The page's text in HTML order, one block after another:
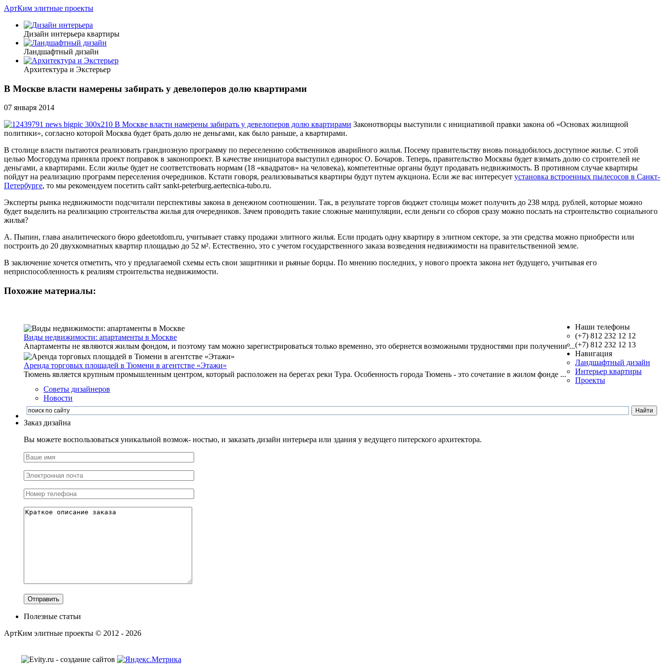
АртКим элитные проекты
Дизайн интерьера квартиры
Ландшафтный дизайн
Архитектура и Экстерьер
В Москве власти намерены забирать у девелоперов долю квартирами
07 января 2014
Законотворцы выступили с инициативой правки закона об «Основах жилищной
политики», согласно которой Москва будет брать долю не деньгами, как было раньше, а квартирами.
В столице власти пытаются реализовать грандиозную программу по переселению собственников аварийного жилья. Посему правительству вновь понадобилось доступное жилье. С этой
целью Мосгордума приняла проект поправок в законопроект. В качестве инициатора выступил единорос О. Бочаров. Теперь, правительство Москвы будет взимать долю со строителей не
деньгами, а квартирами. Если жилье будет не соответствовать нормам (18 «квадратов» на человека), компетентные органы будут продавать недвижимость. В противном случае квартиры
пойдут на реализацию программ переселения очередников. Кстати говоря, реализовываться квартиры будут путем аукциона. Если же вас интересует установка встроенных пылесосов в Санкт-
Петербурге, то мы рекомендуем посетить сайт sankt-peterburg.aertecnica-tubo.ru.
Эксперты рынка недвижимости подсчитали перспективы закона в денежном соотношении. Так, в результате торгов бюджет столицы может получить до 238 млрд. рублей, которые можно
будет выделить на реализацию строительства жилья для очередников. Зачем проводить такие сложные манипуляции, если деньги со сборов сразу можно послать на строительство социального
жилья?
А. Пыпин, глава аналитического бюро gdeetotdom.ru, учитывает ставку продажи элитного жилья. Если продать одну квартиру в элитном секторе, за эти средства можно приобрести или
построить до 20 двухкомнатных квартир площадью до 52 м². Естественно, это с учетом государственного заказа возведения недвижимости на правительственной земле.
В заключение хочется отметить, что у предлагаемой схемы есть свои защитники и рьяные борцы. По мнению последних, у нового проекта закона нет будущего, учитывая его
неприспособленность к реалиям строительства недвижимости.
Похожие материалы:
Виды недвижимости: апартаменты в Москве
Апартаменты не являются жилым фондом, и поэтому там можно зарегистрироваться только временно, это обернется возможными трудностями при получении ...
Аренда торговых площадей в Тюмени в агентстве «Этажи»
Тюмень является крупным промышленным центром, который расположен на берегах реки Тура. Особенность города Тюмень - это сочетание в жилом фонде ...
Наши телефоны
(+7) 812 232 12 12
(+7) 812 232 12 13
Навигация
Ландшафтный дизайн
Интерьер квартиры
Проекты
Советы дизайнеров
Новости
Заказ дизайна
Вы можете воспользоваться уникальной возмож- ностью, и заказать дизайн интерьера или здания у ведущего питерского архитектора.
Полезные статьи
АртКим элитные проекты © 2012 - 2026